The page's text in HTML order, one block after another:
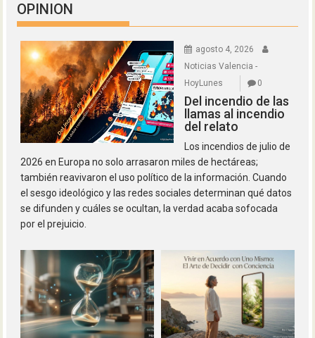
OPINION
agosto 4, 2026
Noticias Valencia -
HoyLunes
0
Del incendio de las
llamas al incendio
del relato
Los incendios de julio de
2026 en Europa no solo arrasaron miles de hectáreas;
también reavivaron el uso político de la información. Cuando
el sesgo ideológico y las redes sociales determinan qué datos
se difunden y cuáles se ocultan, la verdad acaba sofocada
por el prejuicio.